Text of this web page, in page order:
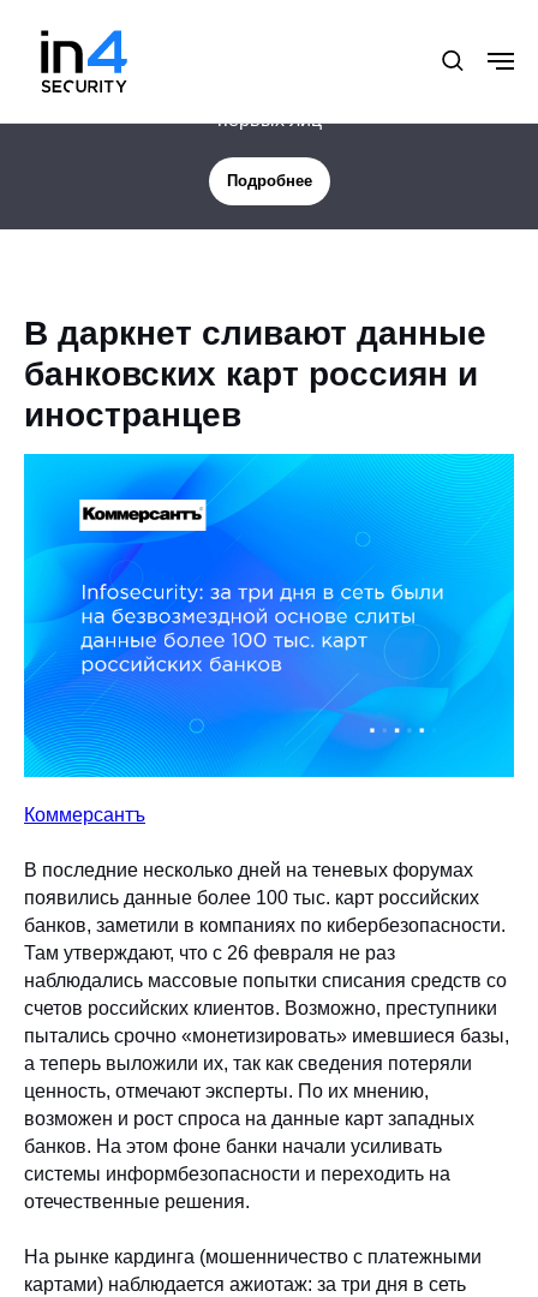
Новая услуга: Цифровая защита менеджмента и
первых лиц
Подробнее
В даркнет сливают данные
банковских карт россиян и
иностранцев
Коммерсантъ
В последние несколько дней на теневых форумах
появились данные более 100 тыс. карт российских
банков, заметили в компаниях по кибербезопасности.
Там утверждают, что с 26 февраля не раз
наблюдались массовые попытки списания средств со
счетов российских клиентов. Возможно, преступники
пытались срочно «монетизировать» имевшиеся базы,
а теперь выложили их, так как сведения потеряли
ценность, отмечают эксперты. По их мнению,
возможен и рост спроса на данные карт западных
банков. На этом фоне банки начали усиливать
системы информбезопасности и переходить на
отечественные решения.
На рынке кардинга (мошенничество с платежными
картами) наблюдается ажиотаж: за три дня в сеть